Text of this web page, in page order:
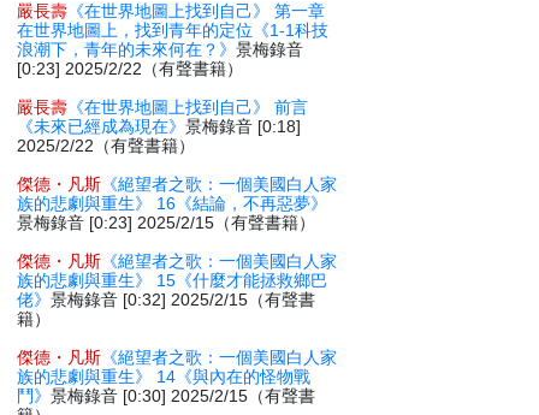
嚴長壽 《在世界地圖上找到自己》 第一章
在世界地圖上，找到青年的定位《1-1科技
浪潮下，青年的未來何在？》景梅錄音
[0:23] 2025/2/22（有聲書籍）
嚴長壽 《在世界地圖上找到自己》 前言
《未來已經成為現在》景梅錄音 [0:18]
2025/2/22（有聲書籍）
傑德・凡斯 《絕望者之歌：一個美國白人家
族的悲劇與重生》 16《結論，不再惡夢》
景梅錄音 [0:23] 2025/2/15（有聲書籍）
傑德・凡斯 《絕望者之歌：一個美國白人家
族的悲劇與重生》 15《什麼才能拯救鄉巴
佬》景梅錄音 [0:32] 2025/2/15（有聲書
籍）
傑德・凡斯 《絕望者之歌：一個美國白人家
族的悲劇與重生》 14《與內在的怪物戰
鬥》景梅錄音 [0:30] 2025/2/15（有聲書